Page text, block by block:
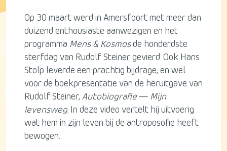
Op 30 maart werd in Amersfoort met meer dan
duizend enthousiaste aanwezigen en het
programma Mens & Kosmosde honderdste
sterfdag van Rudolf Steiner gevierd. Ook Hans
Stolp leverde een prachtig bijdrage, en wel
voor de boekpresentatie van de heruitgave van
Rudolf Steiner, Autobiografie— Mijn
levensweg. In deze video vertelt hij uitvoerig
wat hem in zijn leven bij de antroposofie heeft
bewogen.